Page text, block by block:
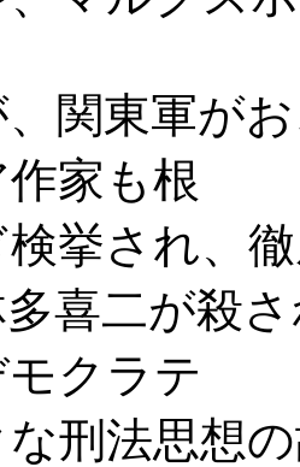
関東軍がお
家も根
検挙され、
喜二が殺さ
クラテ
な刑法思想